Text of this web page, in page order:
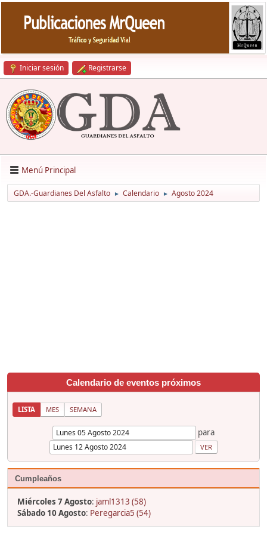
Iniciar sesión Registrarse
Menú Principal
GDA.-Guardianes Del Asfalto ► Calendario ► Agosto 2024
Calendario de eventos próximos
LISTA MES SEMANA
para
Cumpleaños
Miércoles 7 Agosto: jaml1313 (58)
Sábado 10 Agosto: Peregarcia5 (54)